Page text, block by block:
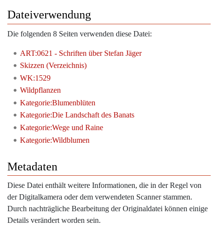
Dateiverwendung
Die folgenden 8 Seiten verwenden diese Datei:
ART:0621 - Schriften über Stefan Jäger
Skizzen (Verzeichnis)
WK:1529
Wildpflanzen
Kategorie:Blumenblüten
Kategorie:Die Landschaft des Banats
Kategorie:Wege und Raine
Kategorie:Wildblumen
Metadaten
Diese Datei enthält weitere Informationen, die in der Regel von
der Digitalkamera oder dem verwendeten Scanner stammen.
Durch nachträgliche Bearbeitung der Originaldatei können einige
Details verändert worden sein.